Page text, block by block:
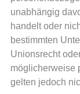
unabhängig
handelt oder
bestimmten
Unionsrecht
möglicherweise
gelten jedoch